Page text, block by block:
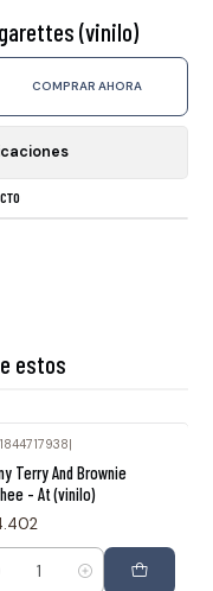
(vinilo)
COMPRAR AHORA
estos
|
Terry And Brownie
- At (vinilo)